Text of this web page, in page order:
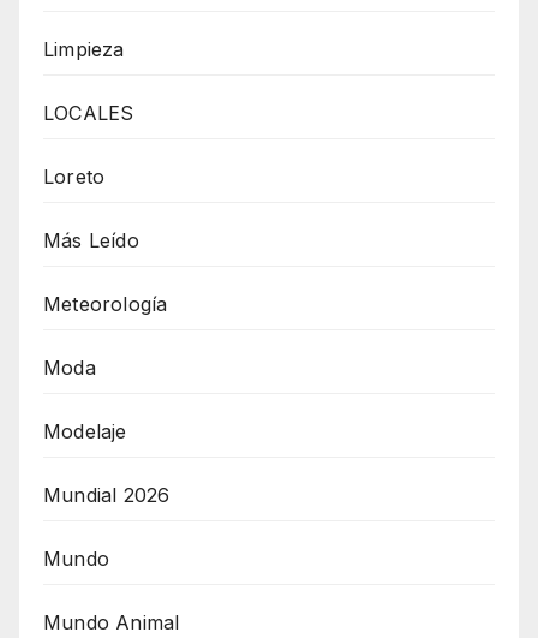
Limpieza
LOCALES
Loreto
Más Leído
Meteorología
Moda
Modelaje
Mundial 2026
Mundo
Mundo Animal